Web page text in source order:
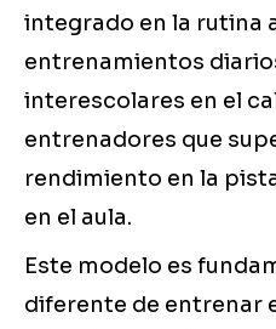
integrado en la rutina
entrenamientos
interescolares en el
entrenadores que
rendimiento en la
en el aula.
Este modelo es
diferente de entrenar